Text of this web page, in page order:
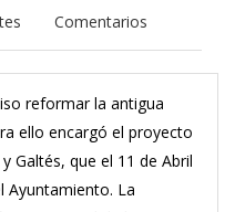
Comentarios
reformar la antigua
ello encargó el proyecto
Galtés, que el 11 de Abril
Ayuntamiento. La